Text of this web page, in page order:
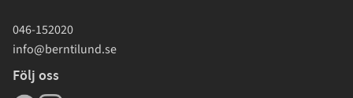
046-152020
info@berntilund.se
Följ oss